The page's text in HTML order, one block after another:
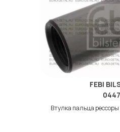
FEBI
Втулка пальца